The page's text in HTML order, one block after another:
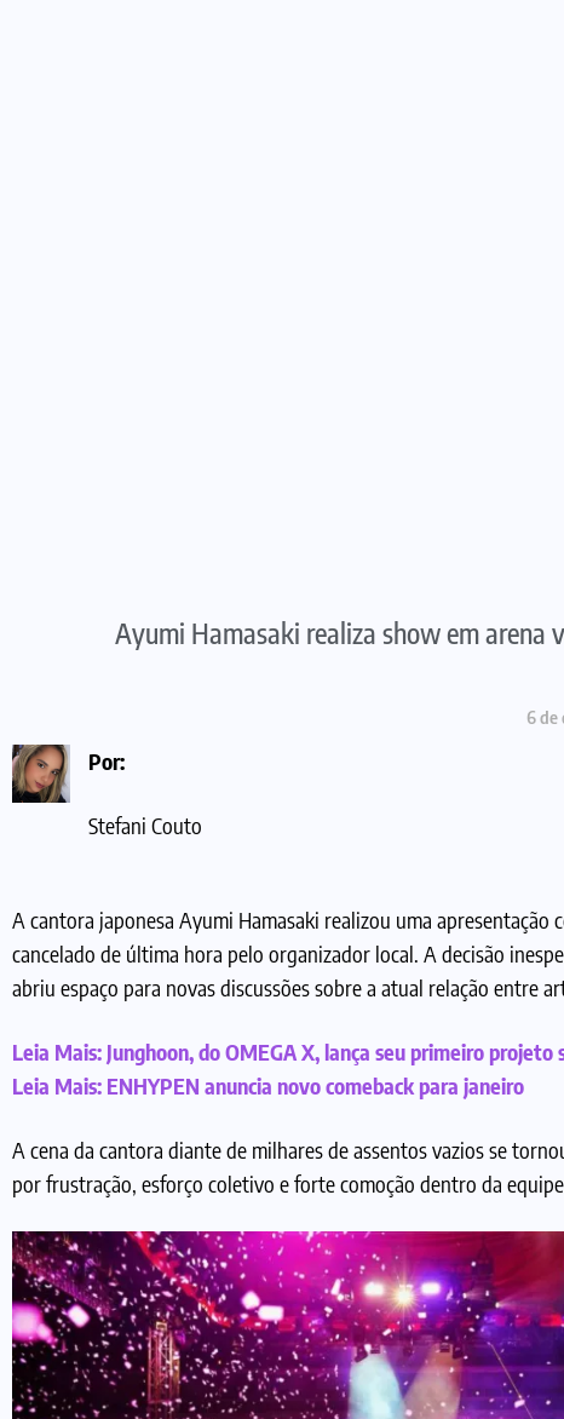
Ayumi Hamasaki realiza show em arena
6 de
Por:
Stefani Couto
A cantora japonesa Ayumi Hamasaki realizou uma
cancelado de última hora pelo organizador local. A decisão
abriu espaço para novas discussões sobre a atual relação entre
Leia Mais: Junghoon, do OMEGA X, lança seu primeiro projeto
Leia Mais: ENHYPEN anuncia novo comeback para janeiro
A cena da cantora diante de milhares de assentos vazios se
por frustração, esforço coletivo e forte comoção dentro da